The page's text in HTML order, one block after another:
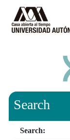
Search
Search: